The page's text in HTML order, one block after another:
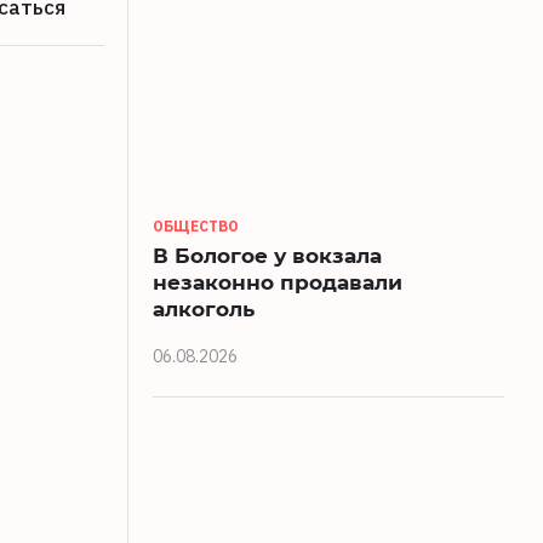
ОБЩЕСТВО
В Бологое у вокзала
незаконно продавали
алкоголь
06.08.2026